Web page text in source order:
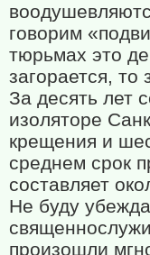
говорим
тюрьмах это
загорается, то
За десять лет
изоляторе
крещения и
среднем срок
составляет
Не буду
произошли